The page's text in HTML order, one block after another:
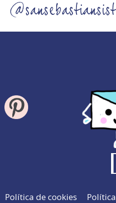
Política de cookies